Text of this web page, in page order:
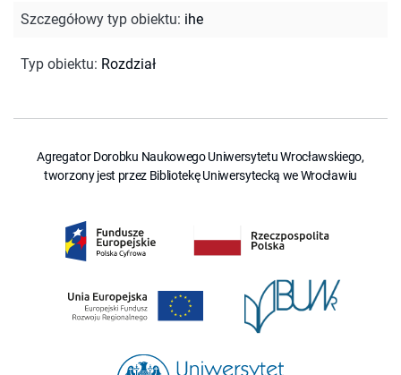
Szczegółowy typ obiektu: ihe
Typ obiektu: Rozdział
Agregator Dorobku Naukowego Uniwersytetu Wrocławskiego,
tworzony jest przez Bibliotekę Uniwersytecką we Wrocławiu